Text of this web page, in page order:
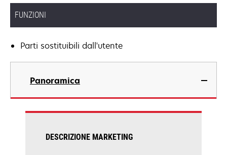
FUNZIONI
Parti sostituibili dall'utente
Panoramica
DESCRIZIONE MARKETING